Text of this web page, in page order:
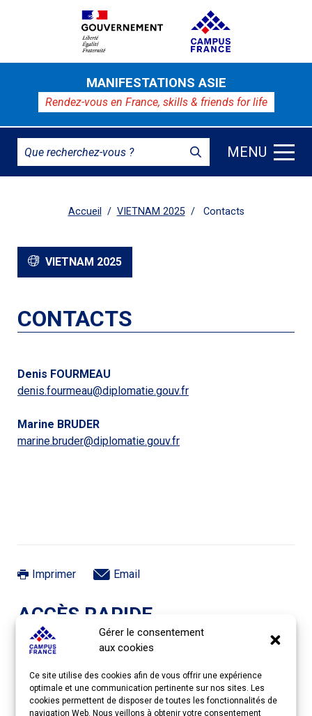
Gérer le consentement
aux cookies
Ce site utilise des cookies afin de vous offrir une expérience
optimale et une communication pertinente sur nos sites. Les
cookies permettent de disposer de toutes les fonctionnalités de
navigation Web. Nous veillons à obtenir votre consentement
MANIFESTATIONS ASIE
Rendez-vous en France, skills & friends for life
MENU
Accueil VIETNAM 2025 Contacts
VIETNAM 2025
CONTACTS
Denis FOURMEAU
denis.fourmeau@diplomatie.gouv.fr
Marine BRUDER
marine.bruder@diplomatie.gouv.fr
Imprimer Email
ACCÈS RAPIDE
CONTACTS